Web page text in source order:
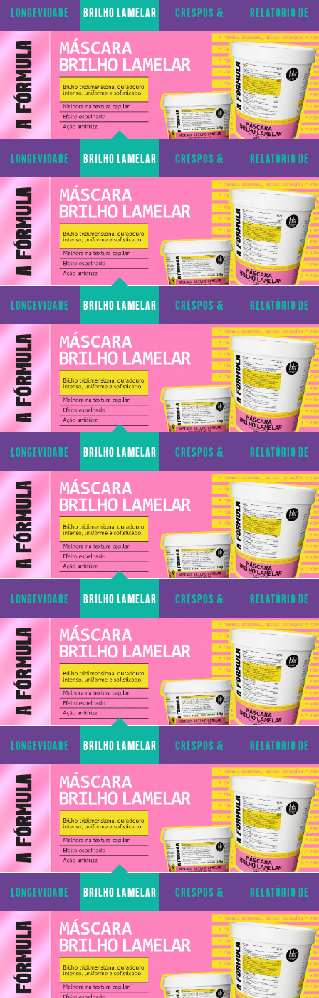
CAPILAR CACHOS TRANSPARÊNCIA
LONGEVIDADE
CAPILAR
BRILHO LAMELAR CRESPOS &
CACHOS
RELATÓRIO DE
TRANSPARÊNCIA
LONGEVIDADE
CAPILAR
BRILHO LAMELAR CRESPOS &
CACHOS
RELATÓRIO DE
TRANSPARÊNCIA
LONGEVIDADE
CAPILAR
BRILHO LAMELAR CRESPOS &
CACHOS
RELATÓRIO DE
TRANSPARÊNCIA
LONGEVIDADE
CAPILAR
BRILHO LAMELAR CRESPOS &
CACHOS
RELATÓRIO DE
TRANSPARÊNCIA
LONGEVIDADE
CAPILAR
BRILHO LAMELAR CRESPOS &
CACHOS
RELATÓRIO DE
TRANSPARÊNCIA
LONGEVIDADE
CAPILAR
BRILHO LAMELAR CRESPOS &
CACHOS
RELATÓRIO DE
TRANSPARÊNCIA